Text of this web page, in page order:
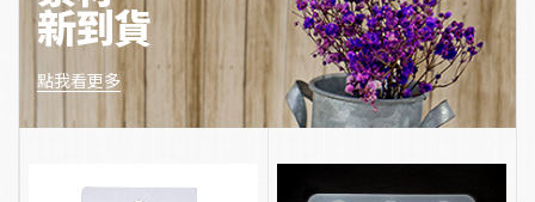
新到貨
點我看更多